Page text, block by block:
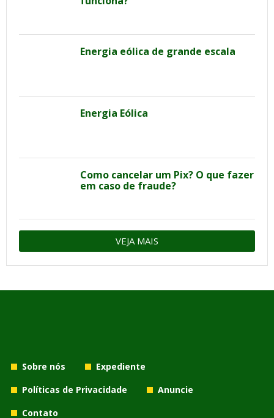
Energia eólica de grande escala
Energia Eólica
Como cancelar um Pix? O que fazer
em caso de fraude?
VEJA MAIS
Sobre nós
Expediente
Políticas de Privacidade
Anuncie
Contato